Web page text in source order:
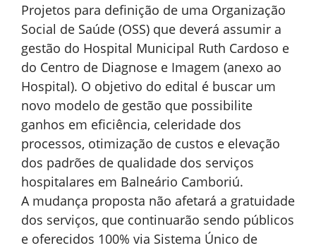
Projetos para definição de uma Organização
Social de Saúde (OSS) que deverá assumir a
gestão do Hospital Municipal Ruth Cardoso e
do Centro de Diagnose e Imagem (anexo ao
Hospital). O objetivo do edital é buscar um
novo modelo de gestão que possibilite
ganhos em eficiência, celeridade dos
processos, otimização de custos e elevação
dos padrões de qualidade dos serviços
hospitalares em Balneário Camboriú.
A mudança proposta não afetará a gratuidade
dos serviços, que continuarão sendo públicos
e oferecidos 100% via Sistema Único de